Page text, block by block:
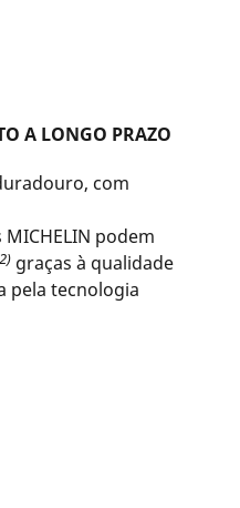
A LONGO PRAZO
com
MICHELIN podem
graças à qualidade
pela tecnologia